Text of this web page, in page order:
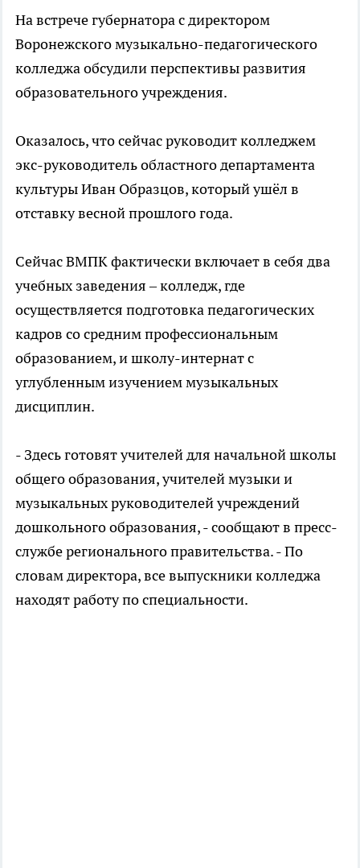
На встрече губернатора с директором
Воронежского музыкально-педагогического
колледжа обсудили перспективы развития
образовательного учреждения.
Оказалось, что сейчас руководит колледжем
экс-руководитель областного департамента
культуры Иван Образцов, который ушёл в
отставку весной прошлого года.
Сейчас ВМПК фактически включает в себя два
учебных заведения – колледж, где
осуществляется подготовка педагогических
кадров со средним профессиональным
образованием, и школу-интернат с
углубленным изучением музыкальных
дисциплин.
- Здесь готовят учителей для начальной школы
общего образования, учителей музыки и
музыкальных руководителей учреждений
дошкольного образования, - сообщают в пресс-
службе регионального правительства. - По
словам директора, все выпускники колледжа
находят работу по специальности.